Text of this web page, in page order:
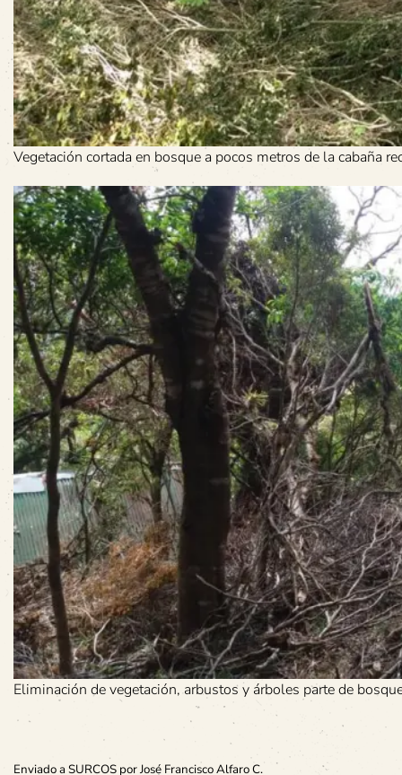
Vegetación cortada en bosque a pocos metros de la cabaña
Eliminación de vegetación, arbustos y árboles parte de
Enviado a SURCOS por José Francisco Alfaro C.